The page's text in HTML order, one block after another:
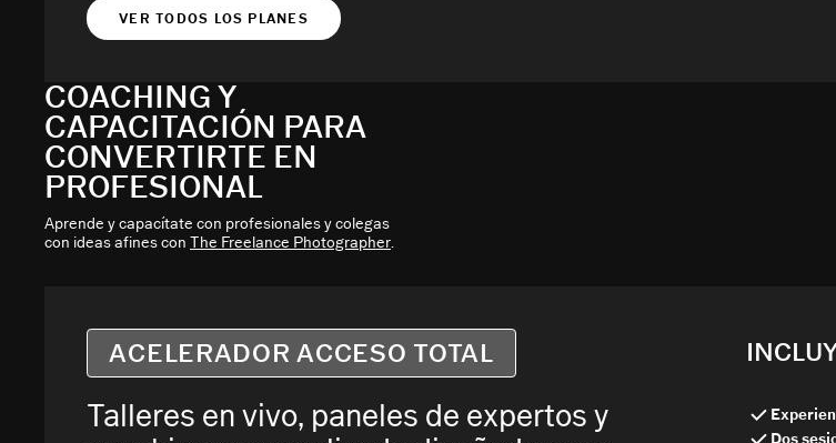
VER TODOS LOS PLANES
COACHING Y
CAPACITACIÓN PARA
CONVERTIRTE EN
PROFESIONAL
Aprende y capacítate con profesionales y colegas
con ideas afines con The Freelance Photographer.
ACELERADOR ACCESO TOTAL
Talleres en vivo, paneles de expertos y
Dos